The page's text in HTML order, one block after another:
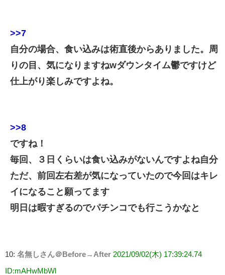
>>7
自分の場合、食い込みは術直後からありました。周
りの目、気になりますねwダウンタイム鬱ですけど
仕上がり楽しみですよね。
>>8
ですね！
毎回、３日くらいは食い込みがないんですよね自分
ただ、前回左右差が気になっていたので今回はキレ
イになること願ってます
明日は暇すぎるのでパチンコでも行こうかなと
10: 名無しさん＠Before→After 2021/09/02(木) 17:39:24.74
ID:mAHwMbWl